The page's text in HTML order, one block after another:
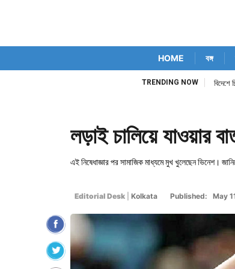
HOME বঙ্গ
TRENDING NOW বিদেশে
লড়াই চালিয়ে যাওয়ার
এই নিষেধাজ্ঞার পর সামাজিক মাধ্যমে মুখ খুলেছেন ভিনেশ।
Editorial Desk Kolkata Published: May